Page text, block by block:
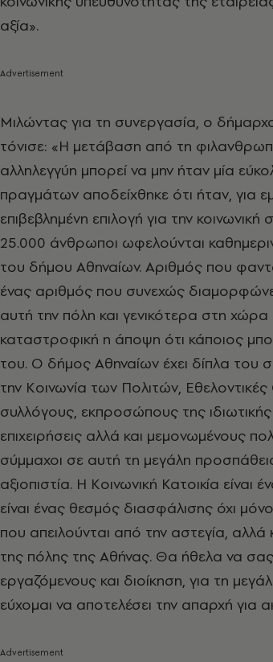
αξία».
Μιλώντας για τη συνεργασία, ο
τόνισε: «Η μετάβαση από τη
αλληλεγγύη μπορεί να μην ήταν μία
πραγμάτων αποδείχθηκε ότι ήταν, για
επιβεβλημένη επιλογή για την
25.000 άνθρωποι ωφελούνται
του δήμου Αθηναίων. Αριθμός που
ένας αριθμός που συνεχώς
αυτή την πόλη και γενικότερα στη
καταστροφική η άποψη ότι κάποιος
του. Ο δήμος Αθηναίων έχει δίπλα του
την Κοινωνία των Πολιτών,
συλλόγους, εκπροσώπους της ιδιωτικής
επιχειρήσεις αλλά και μεμονωμένους
σύμμαχοι σε αυτή τη μεγάλη
αξιοπιστία. Η Κοινωνική Κατοικία
είναι ένας θεσμός διασφάλισης όχι
που απειλούνται από την αστεγία, αλλά
της πόλης της Αθήνας. Θα ήθελα να
εργαζόμενους και διοίκηση, για τη
εύχομαι να αποτελέσει την απαρχή για